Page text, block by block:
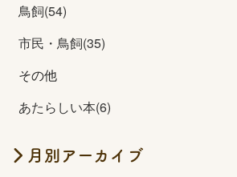
鳥飼(54)
市民・鳥飼(35)
その他
あたらしい本(6)
月別アーカイブ